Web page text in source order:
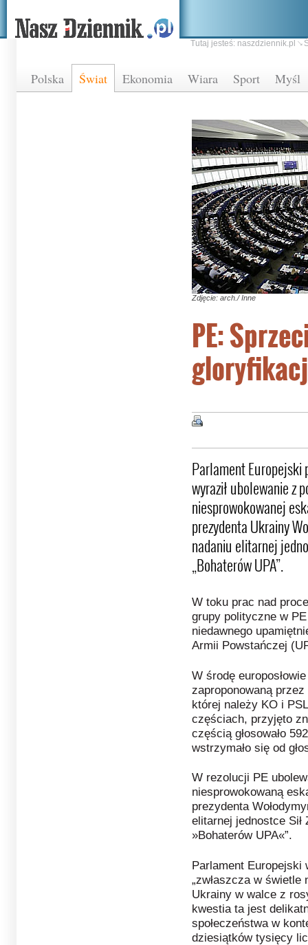
Polska Świat Ekonomia Wiara Sport Myśl
Tutaj jesteś: naszdziennik.pl
Zdjęcie: arch./ Inne
PE:
Parlament Europejski
wyraził ubolewanie z
niesprowokowanej
prezydenta Ukrainy
nadaniu elitarnej
„Bohaterów UPA”.
W toku prac nad
grupy polityczne w
niedawnego
Armii Powstańczej
W środę
zaproponowaną
której należy KO i
częściach, przyjęto
częścią głosowało
wstrzymało się od
W rezolucji PE
niesprowokowaną
prezydenta
elitarnej jednostce
»Bohaterów UPA«”.
Parlament Europejski
„zwłaszcza w
Ukrainy w walce z
kwestia ta jest
społeczeństwa w
dziesiątków tysięcy